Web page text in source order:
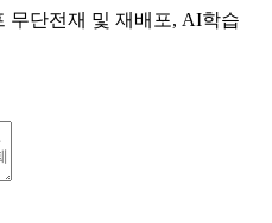
단전재 및 재배포, AI학습